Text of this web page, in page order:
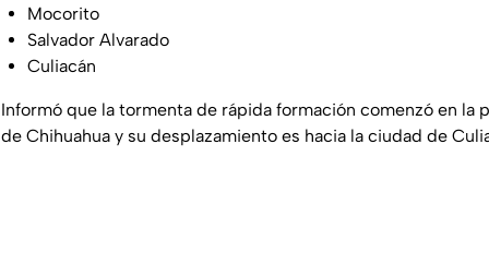
Mocorito
Salvador Alvarado
Culiacán
Informó que la tormenta de rápida formación comenzó en la
de Chihuahua y su desplazamiento es hacia la ciudad de